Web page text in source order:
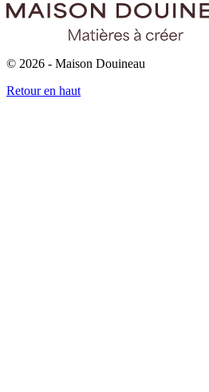
© 2026 - Maison Douineau
Retour en haut